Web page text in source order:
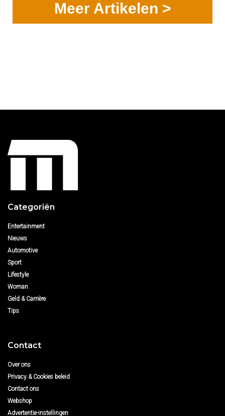
Meer Artikelen >
Categoriën
Entertainment
Nieuws
Automotive
Sport
Lifestyle
Woman
Geld & Carrière
Tips
Contact
Over ons
Privacy & Cookies beleid
Contact ons
Webshop
Advertentie-instellingen